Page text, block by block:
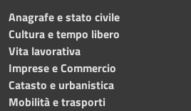
Anagrafe e stato civile
Cultura e tempo libero
Vita lavorativa
Imprese e Commercio
Catasto e urbanistica
Mobilità e trasporti